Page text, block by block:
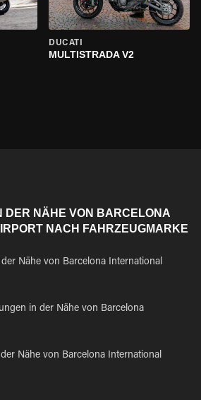
DUCATI
MULTISTRADA V2
DER NÄHE VON BARCELONA
NACH FAHRZEUGMARKE
Nähe von Barcelona International
in der Nähe von Barcelona
Nähe von Barcelona International